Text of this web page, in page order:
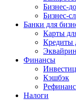
Бизнес-
Бизнес-
Банки для
Карты
Кредиты
Финансы
Кэшбэк
Налоги